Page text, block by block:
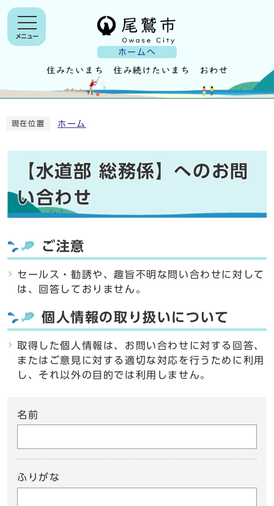
ホームへ
メニュー
現在位置 ホーム
【水道部 総務係】へのお問
い合わせ
ご注意
セールス・勧誘や、趣旨不明な問い合わせに対して
は、回答しておりません。
個人情報の取り扱いについて
取得した個人情報は、お問い合わせに対する回答、
またはご意見に対する適切な対応を行うために利用
し、それ以外の目的では利用しません。
名前
ふりがな